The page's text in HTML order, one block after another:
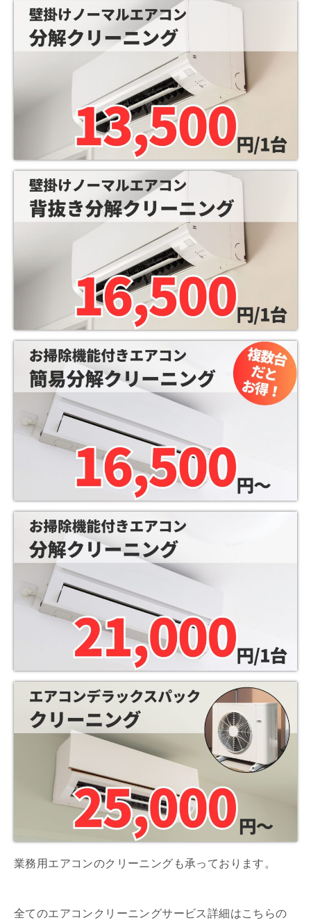
業務用エアコンのクリーニングも承っております。
全てのエアコンクリーニングサービス詳細はこちらの